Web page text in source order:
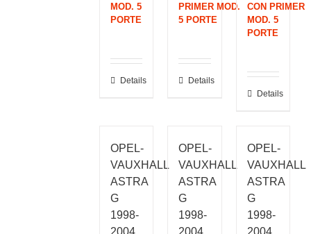
MOD. 5
PORTE
Details
PRIMER MOD.
5 PORTE
Details
CON PRIMER
MOD. 5
PORTE
Details
OPEL-
VAUXHALL
ASTRA
G
1998-
2004
OPEL-
VAUXHALL
ASTRA
G
1998-
2004
OPEL-
VAUXHALL
ASTRA
G
1998-
2004